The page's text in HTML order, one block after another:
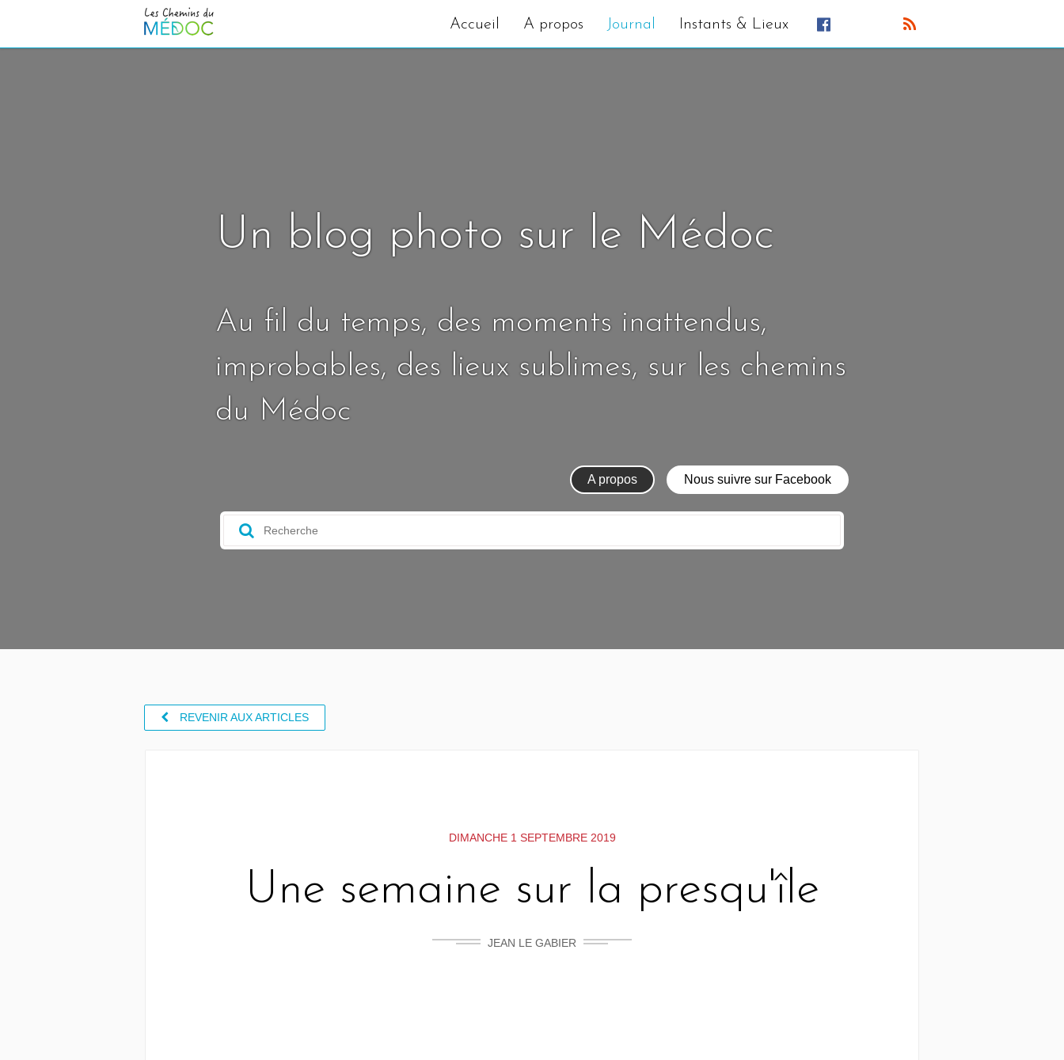
Accueil A propos Journal Instants & Lieux
Un blog photo sur le Médoc
Au fil du temps, des moments inattendus,
improbables, des lieux sublimes, sur les chemins
du Médoc
A propos Nous suivre sur Facebook
REVENIR AUX ARTICLES
DIMANCHE 1 SEPTEMBRE 2019
Une semaine sur la presqu'île
JEAN LE GABIER